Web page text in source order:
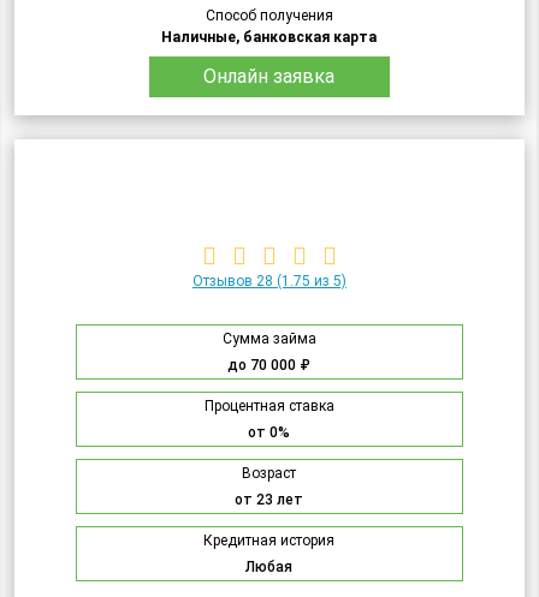
Способ получения
Наличные, банковская карта
Онлайн заявка
Отзывов 28 (1.75 из 5)
Сумма займа
до 70 000 ₽
Процентная ставка
от 0%
Возраст
от 23 лет
Кредитная история
Любая